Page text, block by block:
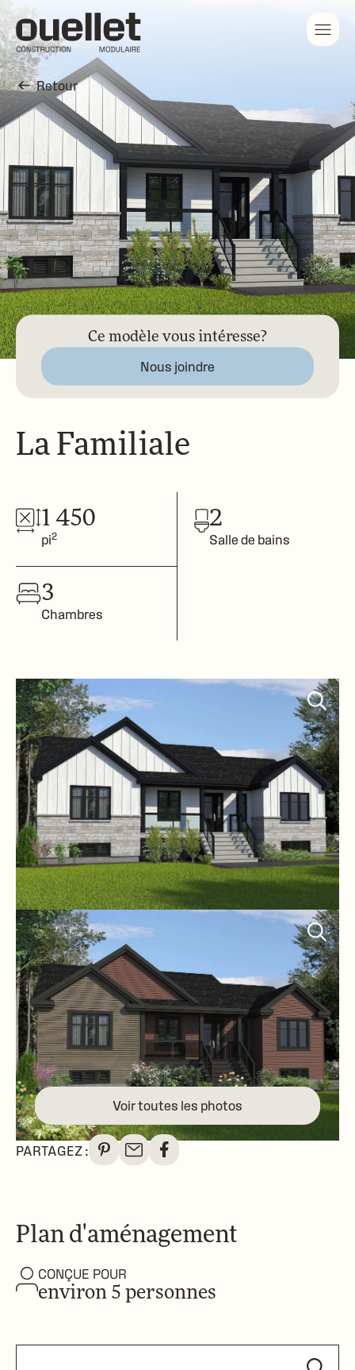
Modulaires
Unimodulaires
Chalets
Jumelés
Réalisations
sur
mesure
Retour
Ce modèle vous intéresse?
Nous joindre
La Familiale
1 450
pi2
2
Salle de bains
3
Chambres
Voir toutes les photos
PARTAGEZ :
Plan d'aménagement
CONÇUE POUR
environ 5 personnes